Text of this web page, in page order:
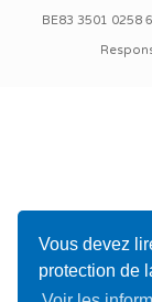
Vous devez
protection de
BE83 3501 0258